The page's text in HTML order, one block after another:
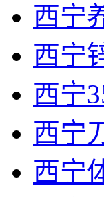
西宁
西宁
西宁
西宁
西宁